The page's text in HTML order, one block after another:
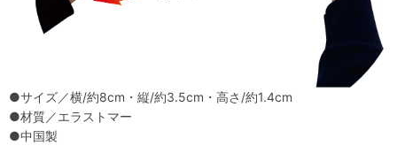
●サイズ／横/約8cm・縦/約3.5cm・高さ/約1.4cm
●材質／エラストマー
●中国製